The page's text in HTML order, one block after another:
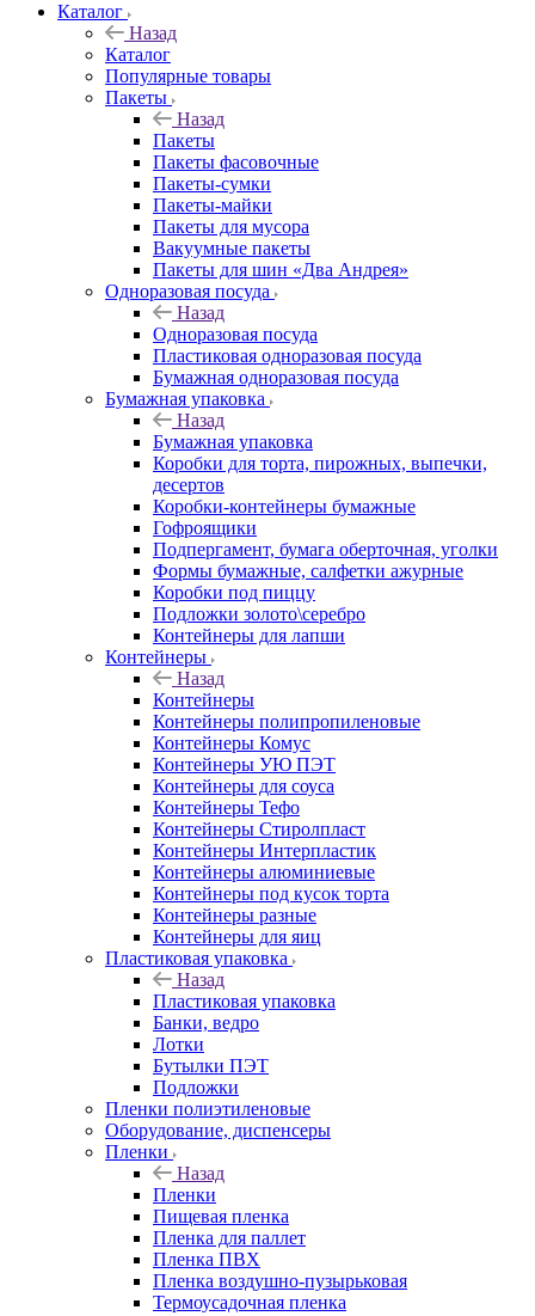
Каталог
Назад
Каталог
Популярные товары
Пакеты
Назад
Пакеты
Пакеты фасовочные
Пакеты-сумки
Пакеты-майки
Пакеты для мусора
Вакуумные пакеты
Пакеты для шин «Два Андрея»
Одноразовая посуда
Назад
Одноразовая посуда
Пластиковая одноразовая посуда
Бумажная одноразовая посуда
Бумажная упаковка
Назад
Бумажная упаковка
Коробки для торта, пирожных, выпечки,
десертов
Коробки-контейнеры бумажные
Гофроящики
Подпергамент, бумага оберточная, уголки
Формы бумажные, салфетки ажурные
Коробки под пиццу
Подложки золото\серебро
Контейнеры для лапши
Контейнеры
Назад
Контейнеры
Контейнеры полипропиленовые
Контейнеры Комус
Контейнеры УЮ ПЭТ
Контейнеры для соуса
Контейнеры Тефо
Контейнеры Стиролпласт
Контейнеры Интерпластик
Контейнеры алюминиевые
Контейнеры под кусок торта
Контейнеры разные
Контейнеры для яиц
Пластиковая упаковка
Назад
Пластиковая упаковка
Банки, ведро
Лотки
Бутылки ПЭТ
Подложки
Пленки полиэтиленовые
Оборудование, диспенсеры
Пленки
Назад
Пленки
Пищевая пленка
Пленка для паллет
Пленка ПВХ
Пленка воздушно-пузырьковая
Термоусадочная пленка